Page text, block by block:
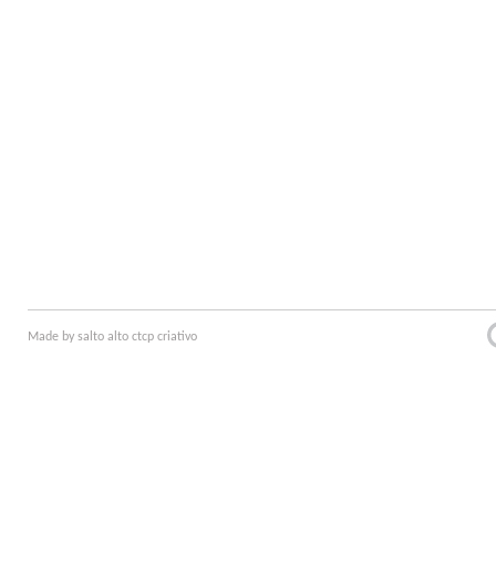
Made by salto alto ctcp criativo